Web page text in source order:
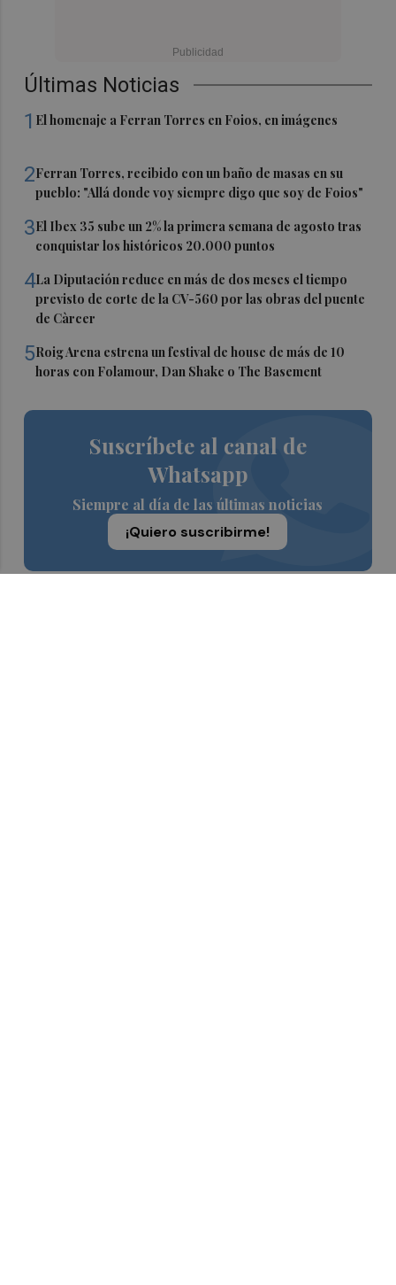
Últimas Noticias
1 El homenaje a Ferran Torres en Foios, en imágenes
2Ferran Torres, recibido con un baño de masas en su
pueblo: "Allá donde voy siempre digo que soy de Foios"
3El Ibex 35 sube un 2% la primera semana de agosto tras
conquistar los históricos 20.000 puntos
4La Diputación reduce en más de dos meses el tiempo
previsto de corte de la CV-560 por las obras del puente
de Càrcer
5Roig Arena estrena un festival de house de más de 10
horas con Folamour, Dan Shake o The Basement
Suscríbete al canal de
Whatsapp
Siempre al día de las últimas noticias
¡Quiero suscribirme!